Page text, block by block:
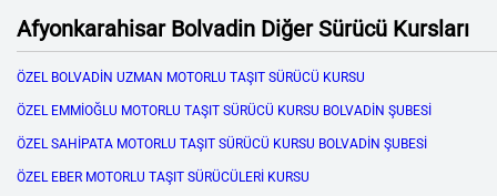
Afyonkarahisar Bolvadin Diğer Sürücü Kursları
ÖZEL BOLVADİN UZMAN MOTORLU TAŞIT SÜRÜCÜ KURSU
ÖZEL EMMİOĞLU MOTORLU TAŞIT SÜRÜCÜ KURSU BOLVADİN ŞUBESİ
ÖZEL SAHİPATA MOTORLU TAŞIT SÜRÜCÜ KURSU BOLVADİN ŞUBESİ
ÖZEL EBER MOTORLU TAŞIT SÜRÜCÜLERİ KURSU